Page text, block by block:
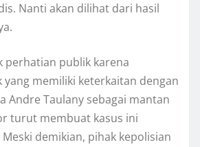
Nanti akan dilihat dari hasil
perhatian publik karena
yang memiliki keterkaitan dengan
Andre Taulany sebagai mantan
turut membuat kasus ini
demikian, pihak kepolisian